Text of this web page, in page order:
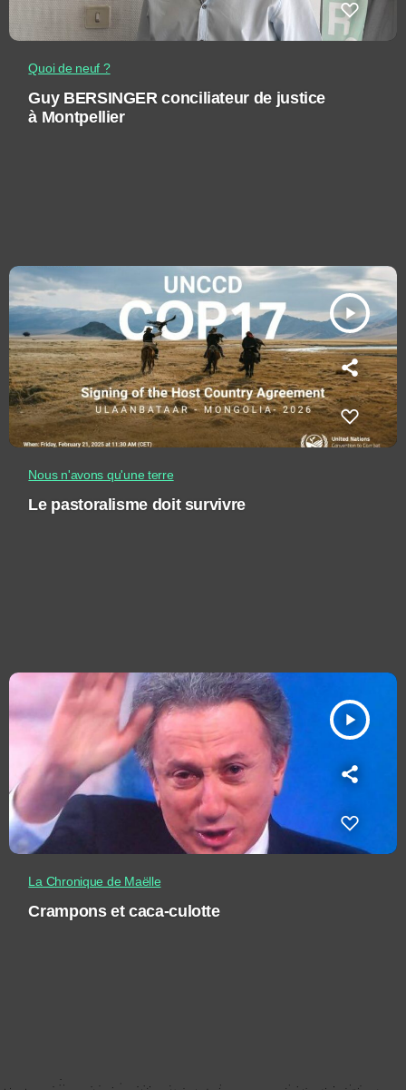
Quoi de neuf ?
Guy BERSINGER conciliateur de justice
à Montpellier
play_arrow
Nous n'avons qu'une terre
Le pastoralisme doit survivre
play_arrow
La Chronique de Maëlle
Crampons et caca-culotte